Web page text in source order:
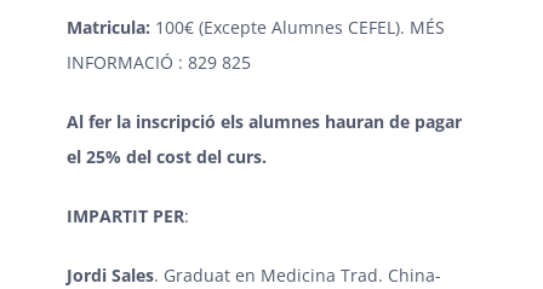
Matricula: 100€ (Excepte Alumnes CEFEL). MÉS
INFORMACIÓ : 829 825
Al fer la inscripció els alumnes hauran de pagar
el 25% del cost del curs.
IMPARTIT PER:
Jordi Sales. Graduat en Medicina Trad. China-